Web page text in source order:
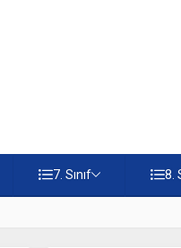
7. Sınıf 8.